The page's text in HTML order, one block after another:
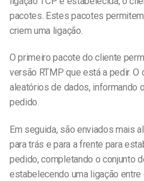
pacotes. Estes pacotes
criem uma ligação.
O primeiro pacote do cliente
versão RTMP que está a pedir.
aleatórios de dados, informando
pedido.
Em seguida, são enviados mais
para trás e para a frente para
pedido, completando o conjunto
estabelecendo uma ligação